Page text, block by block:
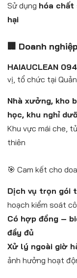
Sử dụng hóa chất
hại
🏢 Doanh nghiệp
HAIAUCLEAN
vị, tổ chức tại
Nhà xưởng, kho
học, khu nghỉ
Khu vực mái che,
thiên
🎯 Cam kết cho
Dịch vụ trọn gói
hoạch kiểm soát
Có hợp đồng –
đầy đủ
Xử lý ngoài giờ
ảnh hưởng hoạt